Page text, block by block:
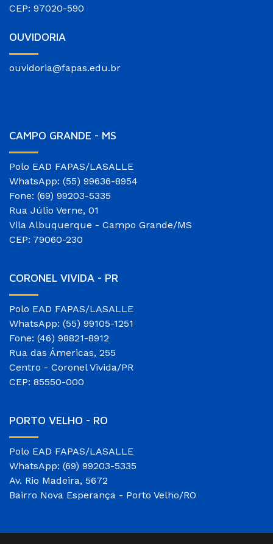
CEP: 97020-590
OUVIDORIA
ouvidoria@fapas.edu.br
CAMPO GRANDE - MS
Polo EAD FAPAS/LASALLE
WhatsApp: (55) 99636-8954
Fone: (69) 99203-5335
Rua Júlio Verne, 01
Vila Albuquerque - Campo Grande/MS
CEP: 79060-230
CORONEL VIVIDA - PR
Polo EAD FAPAS/LASALLE
WhatsApp: (55) 99105-1251
Fone: (46) 98821-8912
Rua das Ámericas, 255
Centro - Coronel Vivida/PR
CEP: 85550-000
PORTO VELHO - RO
Polo EAD FAPAS/LASALLE
WhatsApp: (69) 99203-5335
Av. Rio Madeira, 5672
Bairro Nova Esperança - Porto Velho/RO